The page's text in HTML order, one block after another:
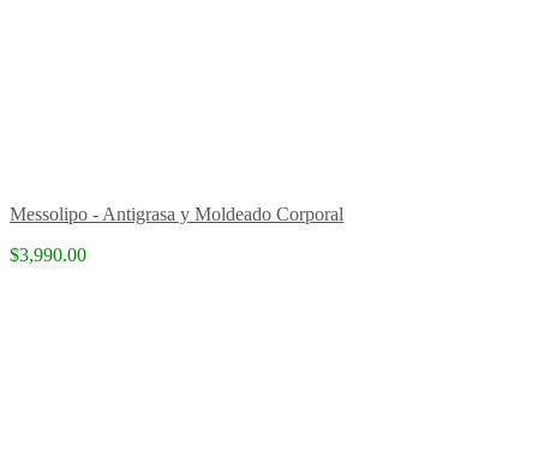
Messolipo - Antigrasa y Moldeado Corporal
$3,990.00